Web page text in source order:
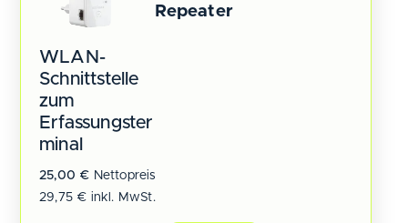
Repeater
WLAN-
Schnittstelle
zum
Erfassungster
minal
25,00 € Nettopreis
29,75 € inkl. MwSt.